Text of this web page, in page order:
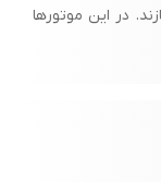
شود که شماره های
شاتون نوشته نشده
نمود تا موقع
در این موتورها